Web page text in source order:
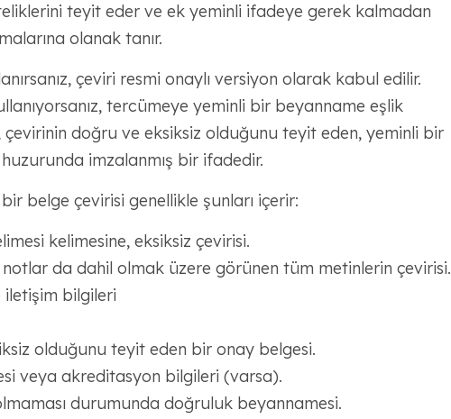
teyit eder ve ek yeminli ifadeye gerek kalmadan
olanak tanır.
çeviri resmi onaylı versiyon olarak kabul edilir.
tercümeye yeminli bir beyanname eşlik
doğru ve eksiksiz olduğunu teyit eden, yeminli bir
imzalanmış bir ifadedir.
belge çevirisi genellikle şunları içerir:
kelimesine, eksiksiz çevirisi.
notlar da dahil olmak üzere görünen tüm metinlerin çevirisi.
iletişim bilgileri
olduğunu teyit eden bir onay belgesi.
veya akreditasyon bilgileri (varsa).
durumunda doğruluk beyannamesi.